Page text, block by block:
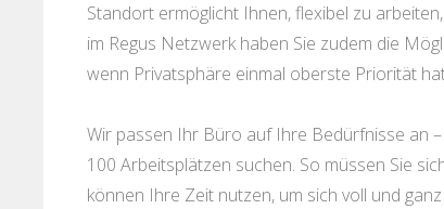
Standort ermöglicht Ihnen, flexibel zu
im Regus Netzwerk haben Sie zudem die
wenn Privatsphäre einmal oberste Priorität
Wir passen Ihr Büro auf Ihre Bedürfnisse an
100 Arbeitsplätzen suchen. So müssen Sie
können Ihre Zeit nutzen, um sich voll und